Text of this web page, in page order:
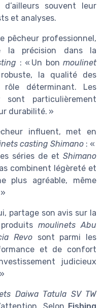
souvent leur
et analyses.
pêcheur professionnel,
la précision dans la
: « Un bonmoulinet
la qualité des
déterminant. Les
sont particulièrement
durabilité. »
influent, met en
casting Shimano: «
séries de etShimano
combinent légèreté et
plus agréable, même
partage son avis sur la
moulinets Abu
Revo sont parmi les
et de confort
judicieux
Daiwa Tatula SV TW